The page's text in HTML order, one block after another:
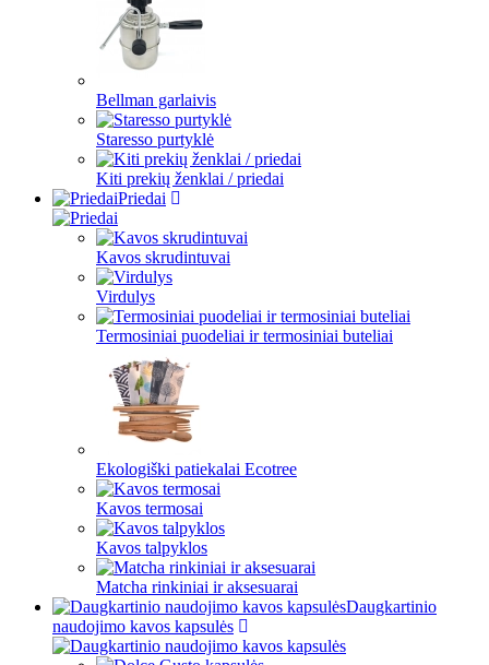
Bellman garlaivis
Staresso purtyklė
Kiti prekių ženklai / priedai
Priedai
Kavos skrudintuvai
Virdulys
Termosiniai puodeliai ir termosiniai buteliai
Ekologiški patiekalai Ecotree
Kavos termosai
Kavos talpyklos
Matcha rinkiniai ir aksesuarai
Daugkartinio
naudojimo kavos kapsulės